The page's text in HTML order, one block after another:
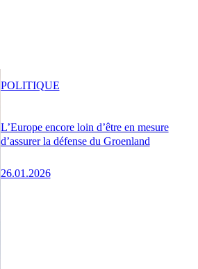
L’Europe encore loin d’être en mesure
d’assurer la défense du Groenland
26.01.2026
POLITIQUE